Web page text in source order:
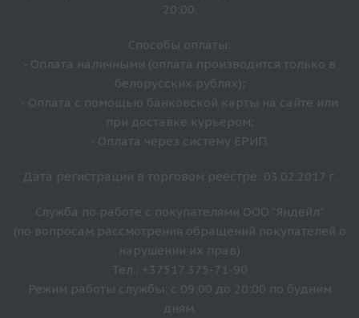
20:00.
Способы оплаты:
- Оплата наличными (оплата производится только в
белорусских рублях);
- Оплата с помощью банковской карты на сайте или
при доставке курьером;
- Оплата через систему ЕРИП.
Дата регистрации в торговом реестре: 03.02.2017 г.
Служба по работе с покупателями ООО "Яндейл"
(по вопросам рассмотрения обращений покупателей о
нарушении их прав)
Тел.: +37517 375-71-90
Режим работы службы: с 09:00 до 20:00 по будним
дням.